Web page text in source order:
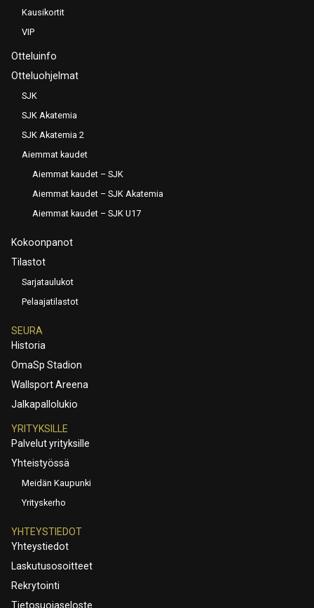
Kausikortit
VIP
Otteluinfo
Otteluohjelmat
SJK
SJK Akatemia
SJK Akatemia 2
Aiemmat kaudet
Aiemmat kaudet – SJK
Aiemmat kaudet – SJK Akatemia
Aiemmat kaudet – SJK U17
Kokoonpanot
Tilastot
Sarjataulukot
Pelaajatilastot
SEURA
Historia
OmaSp Stadion
Wallsport Areena
Jalkapallolukio
YRITYKSILLE
Palvelut yrityksille
Yhteistyössä
Meidän Kaupunki
Yrityskerho
YHTEYSTIEDOT
Yhteystiedot
Laskutusosoitteet
Rekrytointi
Tietosuojaseloste